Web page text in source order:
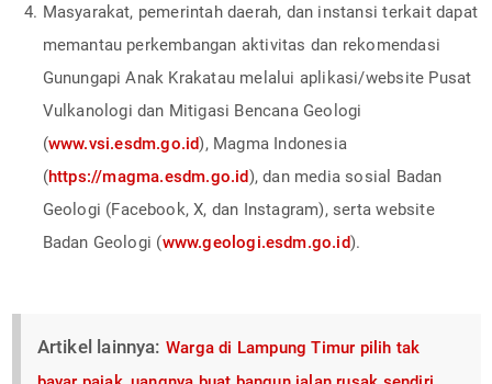
Masyarakat, pemerintah daerah, dan instansi terkait dapat
memantau perkembangan aktivitas dan rekomendasi
Gunungapi Anak Krakatau melalui aplikasi/website Pusat
Vulkanologi dan Mitigasi Bencana Geologi
(www.vsi.esdm.go.id), Magma Indonesia
(https://magma.esdm.go.id), dan media sosial Badan
Geologi (Facebook, X, dan Instagram), serta website
Badan Geologi (www.geologi.esdm.go.id).
Artikel lainnya: Warga di Lampung Timur pilih tak